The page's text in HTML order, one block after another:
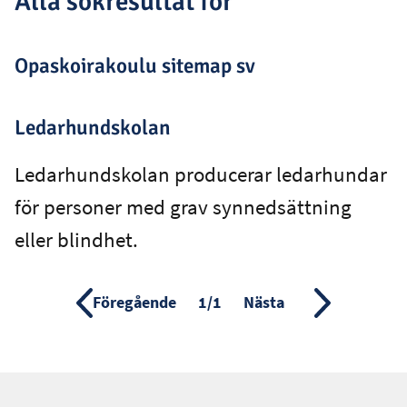
Opaskoirakoulu sitemap sv
Ledarhundskolan
Ledarhundskolan producerar ledarhundar
för personer med grav synnedsättning
eller blindhet.
Föregående Sida
1/1 Nästa